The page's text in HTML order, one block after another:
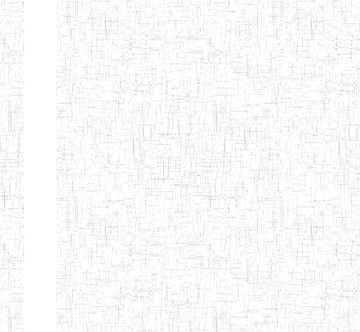
MORA
ENIEG DE
MOKOLO
24/09/1997 ENIEG
ENIEG DE
NKONGSAMBA
01/01/1958 ENIEG
ENIEG DE
YABASSI
01/11/2001 ENIEG
ENBIEG
D'EDEA
01/01/1975 ENIEG
ENBIEG DE
25/08/1986 ENIEG